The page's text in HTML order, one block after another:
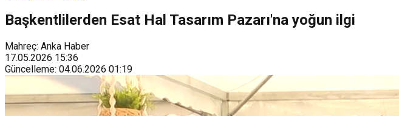
Başkentlilerden Esat Hal Tasarım Pazarı'na yoğun ilgi
Mahreç: Anka Haber
17.05.2026 15:36
Güncelleme: 04.06.2026 01:19